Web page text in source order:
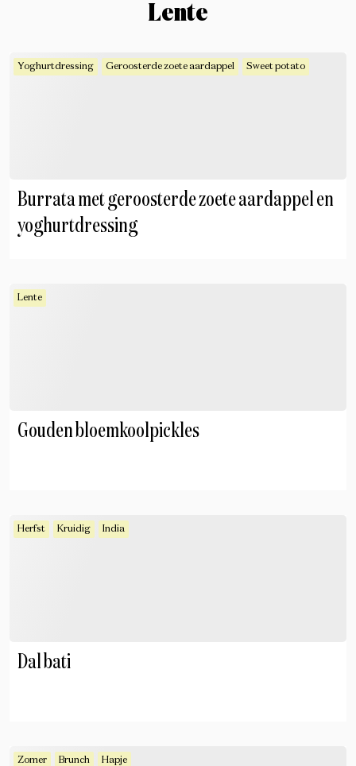
Lente
Yoghurtdressing Geroosterde zoete aardappel Sweet potato
Burrata met geroosterde zoete aardappel en
yoghurtdressing
Lente
Gouden bloemkoolpickles
Herfst Kruidig India
Dal bati
Zomer Brunch Hapje